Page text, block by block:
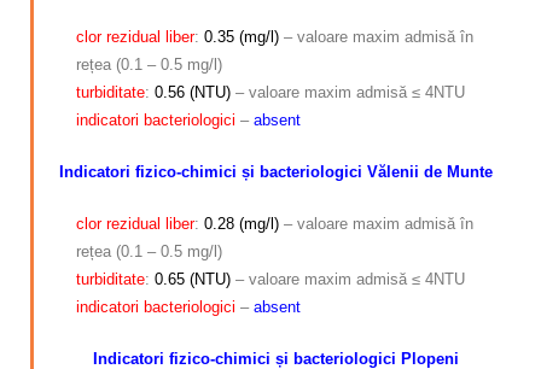
clor rezidual liber: 0.35 (mg/l) – valoare maxim admisă în
rețea (0.1 – 0.5 mg/l)
turbiditate: 0.56 (NTU) – valoare maxim admisă ≤ 4NTU
indicatori bacteriologici – absent
Indicatori fizico-chimici și bacteriologici Vălenii de Munte
clor rezidual liber: 0.28 (mg/l) – valoare maxim admisă în
rețea (0.1 – 0.5 mg/l)
turbiditate: 0.65 (NTU) – valoare maxim admisă ≤ 4NTU
indicatori bacteriologici – absent
Indicatori fizico-chimici și bacteriologici Plopeni